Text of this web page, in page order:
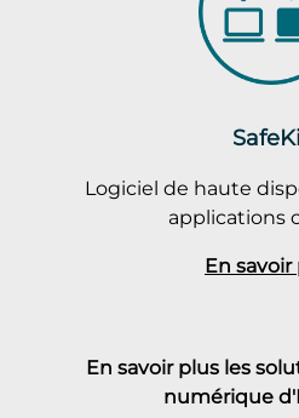
Logiciel de haute
applications
En savoir
En savoir plus les
numérique